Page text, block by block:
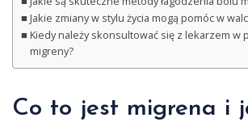
Jakie zmiany w stylu życia mogą pomóc w
Kiedy należy skonsultować się z lekarzem w
migreny?
Co to jest migrena i